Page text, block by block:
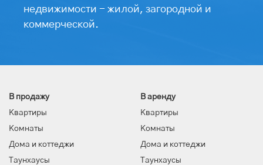
недвижимости - жилой, загородной и
коммерческой.
В продажу
Квартиры
Комнаты
Дома и коттеджи
Таунхаусы
В аренду
Квартиры
Комнаты
Дома и коттеджи
Таунхаусы